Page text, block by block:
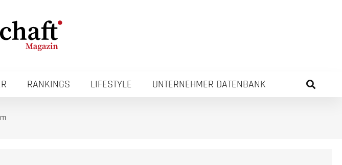
RANKINGS LIFESTYLE UNTERNEHMER DATENBANK